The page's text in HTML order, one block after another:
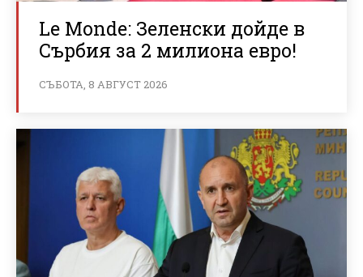
Le Monde: Зеленски дойде в
Сърбия за 2 милиона евро!
СЪБОТА, 8 АВГУСТ 2026